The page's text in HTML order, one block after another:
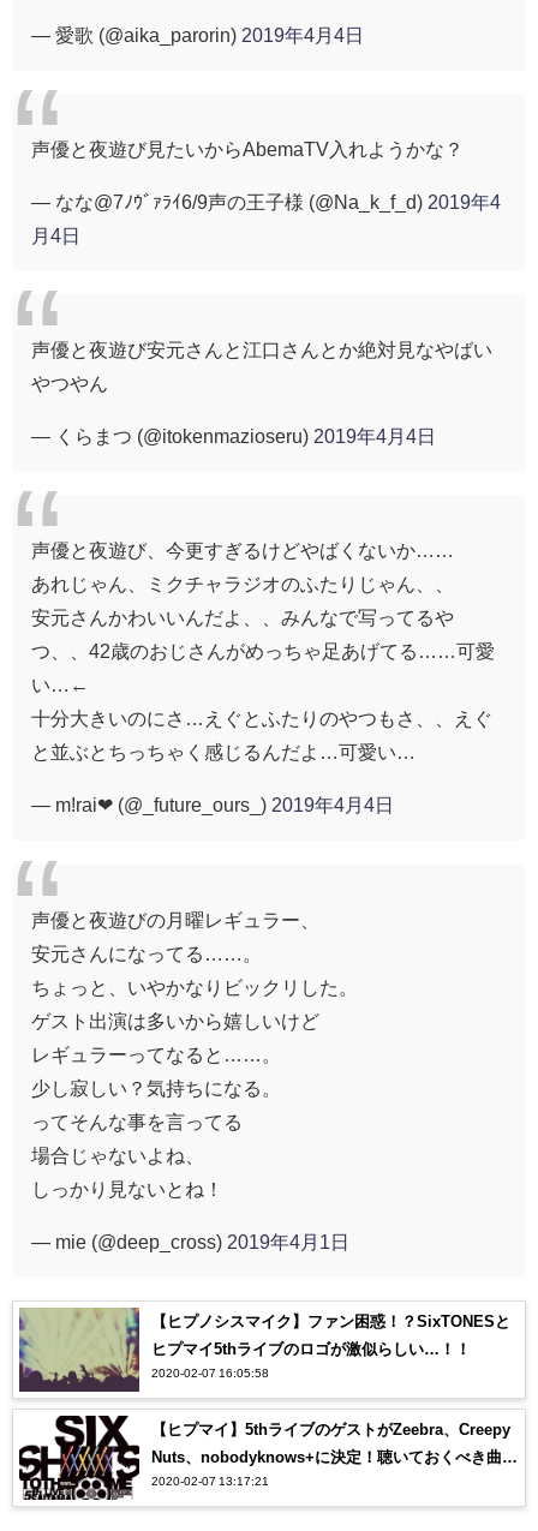
— 愛歌 (@aika_parorin) 2019年4月4日
声優と夜遊び見たいからAbemaTV入れようかな？
— なな@7ﾉｳﾞｧﾗｲ6/9声の王子様 (@Na_k_f_d) 2019年4
月4日
声優と夜遊び安元さんと江口さんとか絶対見なやばい
やつやん
— くらまつ (@itokenmazioseru) 2019年4月4日
声優と夜遊び、今更すぎるけどやばくないか……
あれじゃん、ミクチャラジオのふたりじゃん、、
安元さんかわいいんだよ、、みんなで写ってるや
つ、、42歳のおじさんがめっちゃ足あげてる……可愛
い…←
十分大きいのにさ…えぐとふたりのやつもさ、、えぐ
と並ぶとちっちゃく感じるんだよ…可愛い…
— m!rai❤︎ (@_future_ours_) 2019年4月4日
声優と夜遊びの月曜レギュラー、
安元さんになってる……。
ちょっと、いやかなりビックリした。
ゲスト出演は多いから嬉しいけど
レギュラーってなると……。
少し寂しい？気持ちになる。
ってそんな事を言ってる
場合じゃないよね、
しっかり見ないとね！
— mie (@deep_cross) 2019年4月1日
【ヒプノシスマイク】ファン困惑！？SixTONESと
ヒプマイ5thライブのロゴが激似らしい…！！
2020-02-07 16:05:58
【ヒプマイ】5thライブのゲストがZeebra、Creepy
Nuts、nobodyknows+に決定！聴いておくべき曲
は？？
2020-02-07 13:17:21